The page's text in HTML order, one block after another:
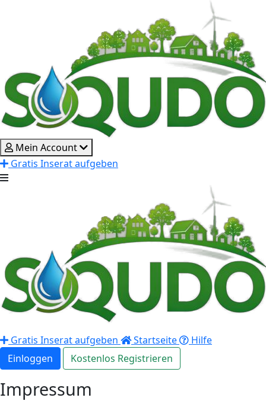
Mein Account
Gratis Inserat aufgeben
Gratis Inserat aufgeben Startseite
Hilfe
Einloggen
Kostenlos Registrieren
Impressum